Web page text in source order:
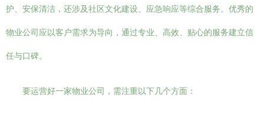
护、安保清洁，还涉及社区文化建设、应急响应等综合服务。优秀的
物业公司应以客户需求为导向，通过专业、高效、贴心的服务建立信
任与口碑。
要运营好一家物业公司，需注重以下几个方面：